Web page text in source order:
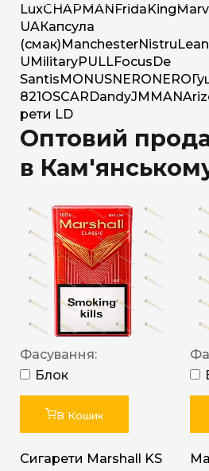
LuxCHAPMANFrida King
UAКапсула
(смак) ManchesterNistru
U MilitaryPULLFocus De
Santis MONUSNERO NERO
821 OSCAR DandyJM MAN
рети LD
Оптовий
в
Фасування:
Блок
В Кошик
Сигарети Marshall KS